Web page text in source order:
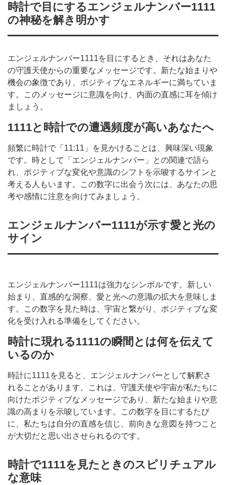
時計で目にするエンジェルナンバー1111
の神秘を解き明かす
エンジェルナンバー1111を目にするとき、それはあなた
の守護天使からの重要なメッセージです。新たな始まりや
機会の象徴であり、ポジティブなエネルギーに満ちていま
す。このメッセージに意識を向け、内面の直感に耳を傾け
ましょう。
1111と時計での遭遇頻度が高いあなたへ
頻繁に時計で「11:11」を見かけることは、興味深い現象
です。時として「エンジェルナンバー」との関連で語ら
れ、ポジティブな変化や意識のシフトを示唆するサインと
考える人もいます。この数字に出会う次には、あなたの思
考や感情に注意を向けてみましょう。
エンジェルナンバー1111が示す愛と光の
サイン
エンジェルナンバー1111は強力なシンボルです。新しい
始まり、直感的な洞察、愛と光への意識の拡大を意味しま
す。この数字を見た時は、宇宙と繋がり、ポジティブな変
化を受け入れる準備をしてください。
時計に現れる1111の瞬間とは何を伝えて
いるのか
時計に1111を見ると、エンジェルナンバーとして解釈さ
れることがあります。これは、守護天使や宇宙が私たちに
向けたポジティブなメッセージであり、新たな始まりや意
識の高まりを示唆しています。この数字を目にするたび
に、私たちは自分の直感を信じ、前向きな意図を持つこと
が大切だと思い出させられるのです。
時計で1111を見たときのスピリチュアル
な意味